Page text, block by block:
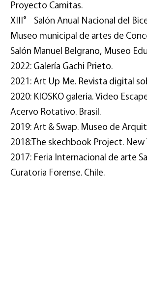
Proyecto Camitas.
XIII° Salón Anual Nacional del
Museo municipal de artes de
Salón Manuel Belgrano, Museo
2022: Galería Gachi Prieto.
2021: Art Up Me. Revista digital
2020: KIOSKO galería. Video
Acervo Rotativo. Brasil.
2019: Art & Swap. Museo de
2018:The skechbook Project. New
2017: Feria Internacional de arte
Curatoria Forense. Chile.